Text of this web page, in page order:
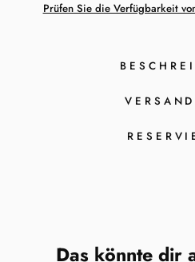
Prüfen Sie die Verfügbarkeit
Das könnte dir